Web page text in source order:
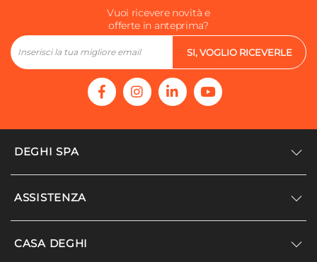
Vuoi ricevere novità e
offerte in anteprima?
SI, VOGLIO RICEVERLE
DEGHI SPA
Accedi/Registrati
ASSISTENZA
Supporto
CASA DEGHI